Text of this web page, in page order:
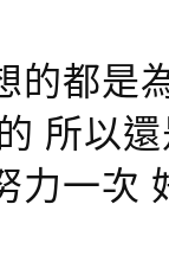
的都是
所以
力一次